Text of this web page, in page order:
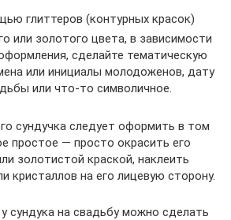
глиттеров (контурных красок)
или золотого цвета, в зависимости
сделайте тематическую
или инициалы молодоженов, дату
или что-то символичное.
сундучка следует оформить в том
простое — просто окрасить его
золотистой краской, наклеить
кристаллов на его лицевую сторону.
сундука на свадьбу можно сделать